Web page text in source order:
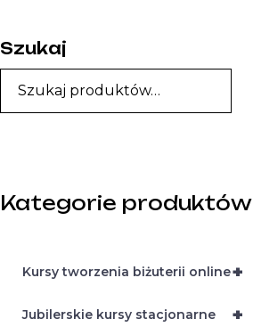
Szukaj
Kategorie produktów
+
Kursy tworzenia biżuterii online
+
Jubilerskie kursy stacjonarne